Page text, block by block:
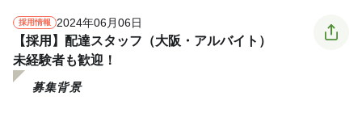
採用情報 2024年06月06日
【採用】配達スタッフ（大阪・アルバイト）
未経験者も歓迎！
募集背景